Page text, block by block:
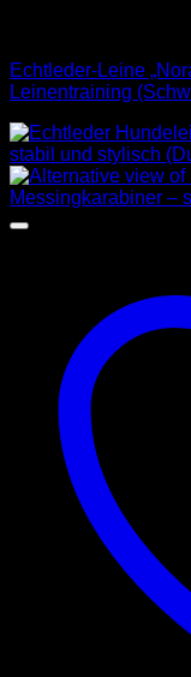
Echtleder-Leine
Leinentraining